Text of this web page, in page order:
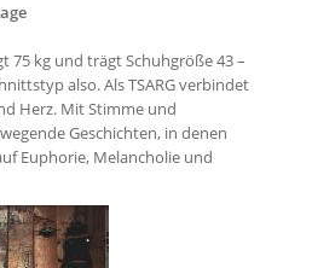
75 kg und trägt Schuhgröße 43 –
also. Als TSARG verbindet
Herz. Mit Stimme und
Geschichten, in denen
Euphorie, Melancholie und